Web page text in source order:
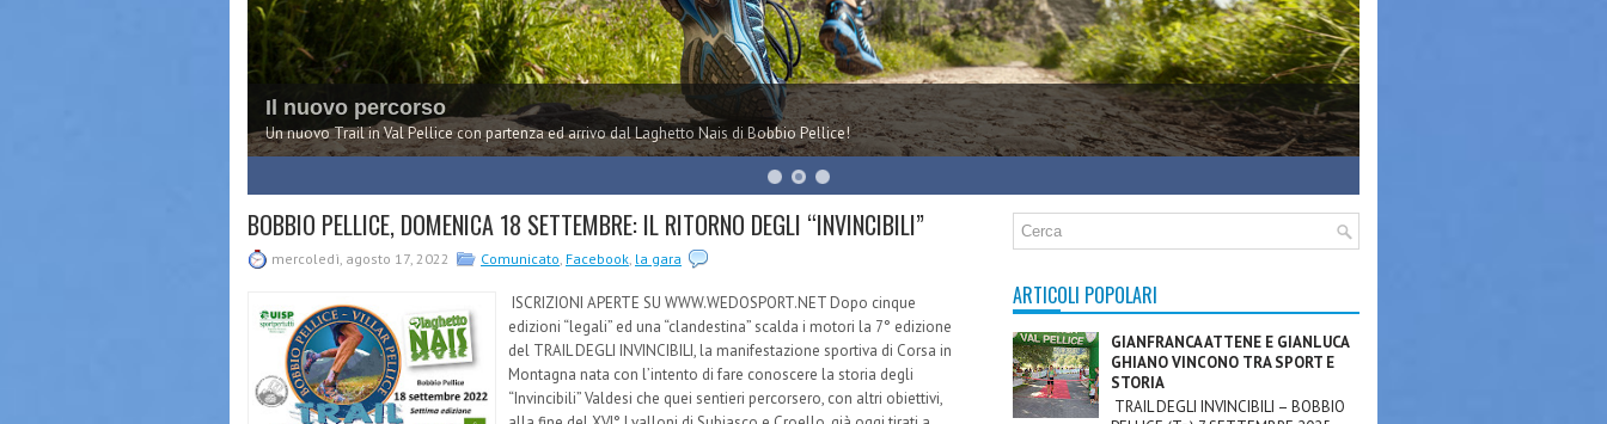
Il nuovo percorso
Un nuovo Trail in Val Pellice con partenza ed arrivo dal Laghetto Nais di Bobbio Pellice!
BOBBIO PELLICE, DOMENICA 18 SETTEMBRE: IL RITORNO DEGLI “INVINCIBILI”
mercoledì, agosto 17, 2022 Comunicato, Facebook, la gara
ISCRIZIONI APERTE SU WWW.WEDOSPORT.NET Dopo cinque
edizioni “legali” ed una “clandestina” scalda i motori la 7° edizione
del TRAIL DEGLI INVINCIBILI, la manifestazione sportiva di Corsa in
Montagna nata con l’intento di fare conoscere la storia degli
“Invincibili” Valdesi che quei sentieri percorsero, con altri obiettivi,
ARTICOLI POPOLARI
GIANFRANCA ATTENE E GIANLUCA
GHIANO VINCONO TRA SPORT E
STORIA
TRAIL DEGLI INVINCIBILI – BOBBIO